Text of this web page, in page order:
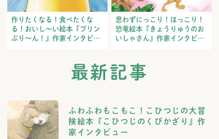
作りたくなる！食べたくな
る！おいし～い絵本『プリン
ぷり～ん！』作家インタビュ
思わずにっこり！ほっこり！
恐竜絵本『きょうりゅうのお
いしゃさん』作家インタビュ
最新記事
ふわふわもこもこ！こひつじの大冒
険絵本『こひつじのくびかざり』作
家インタビュー